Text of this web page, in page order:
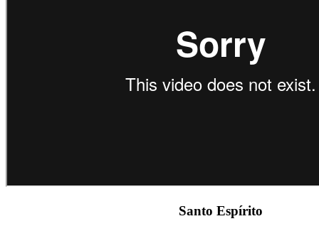
Santo Espírito